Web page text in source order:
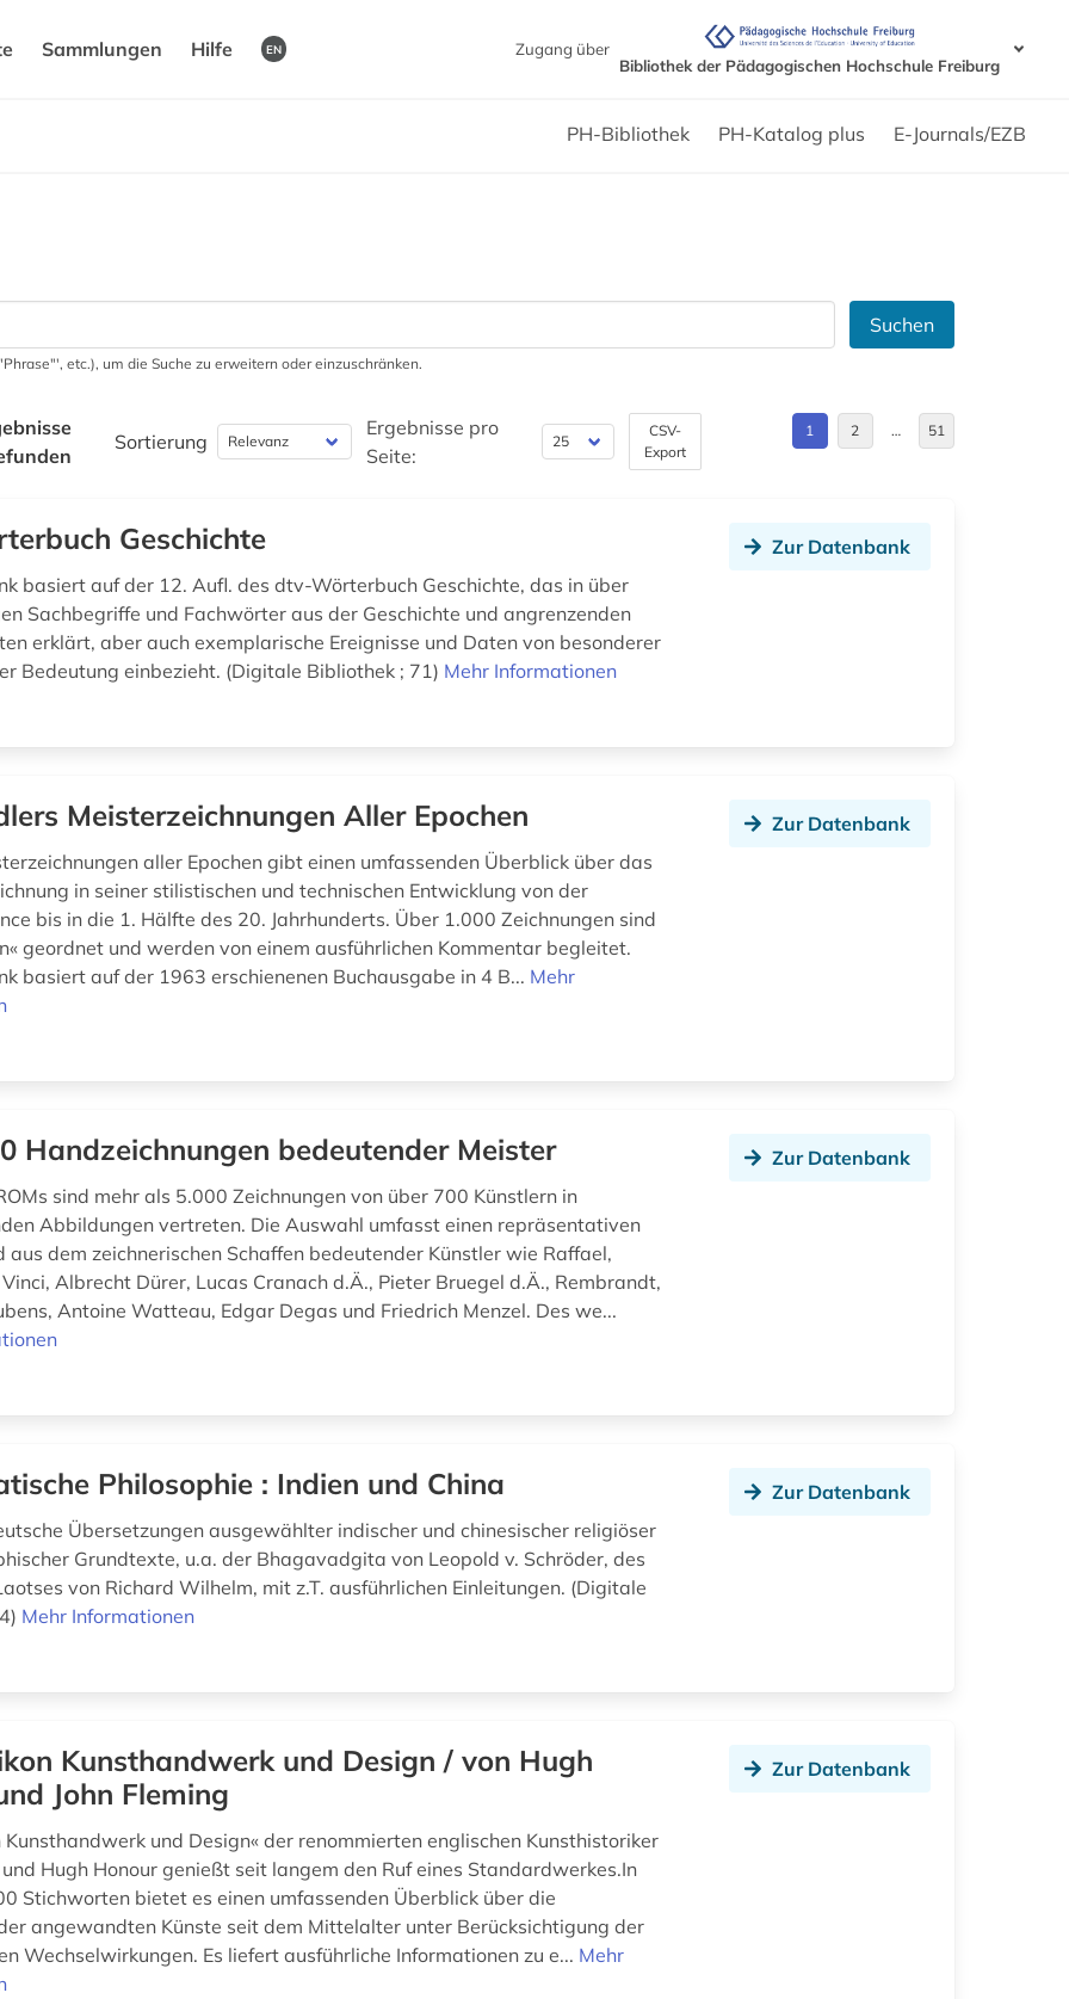
Sammlungen Hilfe EN
Zugang über
Bibliothek der Pädagogischen Hochschule Freiburg
PH-Bibliothek PH-Katalog plus E-Journals/EZB
Suchen
etc.), um die Suche zu erweitern oder einzuschränken.
Sortierung
Ergebnisse pro
Seite:
CSV-
Export
1 2 … 51
Geschichte
basiert auf der 12. Aufl. des dtv-Wörterbuch Geschichte, das in über
Sachbegriffe und Fachwörter aus der Geschichte und angrenzenden
erklärt, aber auch exemplarische Ereignisse und Daten von besonderer
Bedeutung einbezieht. (Digitale Bibliothek ; 71) Mehr Informationen
Zur Datenbank
Meisterzeichnungen Aller Epochen
aller Epochen gibt einen umfassenden Überblick über das
in seiner stilistischen und technischen Entwicklung von der
bis in die 1. Hälfte des 20. Jahrhunderts. Über 1.000 Zeichnungen sind
geordnet und werden von einem ausführlichen Kommentar begleitet.
basiert auf der 1963 erschienenen Buchausgabe in 4 B... Mehr
Zur Datenbank
Handzeichnungen bedeutender Meister
sind mehr als 5.000 Zeichnungen von über 700 Künstlern in
Abbildungen vertreten. Die Auswahl umfasst einen repräsentativen
aus dem zeichnerischen Schaffen bedeutender Künstler wie Raffael,
Albrecht Dürer, Lucas Cranach d.Ä., Pieter Bruegel d.Ä., Rembrandt,
Antoine Watteau, Edgar Degas und Friedrich Menzel. Des we...
Zur Datenbank
Philosophie : Indien und China
Übersetzungen ausgewählter indischer und chinesischer religiöser
Grundtexte, u.a. der Bhagavadgita von Leopold v. Schröder, des
von Richard Wilhelm, mit z.T. ausführlichen Einleitungen. (Digitale
Mehr Informationen
Zur Datenbank
Kunsthandwerk und Design / von Hugh
John Fleming
Kunsthandwerk und Design« der renommierten englischen Kunsthistoriker
und Hugh Honour genießt seit langem den Ruf eines Standardwerkes.In
Stichworten bietet es einen umfassenden Überblick über die
angewandten Künste seit dem Mittelalter unter Berücksichtigung der
Wechselwirkungen. Es liefert ausführliche Informationen zu e... Mehr
Zur Datenbank